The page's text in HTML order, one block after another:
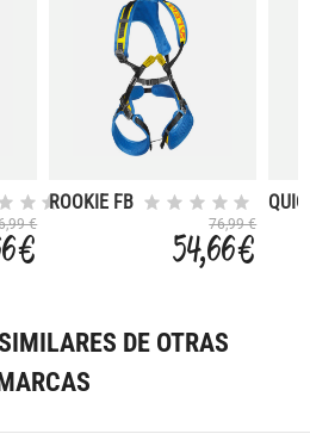
€
€
ROOKIE FB
76,99 €
54,66 €
DE OTRAS